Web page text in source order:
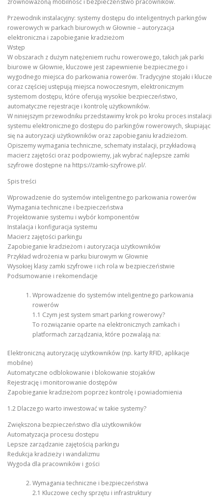
zrównoważoną mobilność i bezpieczeństwo pracowników.
Przewodnik instalacyjny: systemy dostępu do inteligentnych parkingów
rowerowych w parkach biurowych w Głownie – autoryzacja
elektroniczna i zapobieganie kradzieżom
Wstęp
W obszarach z dużym natężeniem ruchu rowerowego, takich jak parki
biurowe w Głownie, kluczowe jest zapewnienie bezpiecznego i
wygodnego miejsca do parkowania rowerów. Tradycyjne stojaki i klucze
coraz częściej ustępują miejsca nowoczesnym, elektronicznym
systemom dostępu, które oferują wysokie bezpieczeństwo,
automatyczne rejestracje i kontrolę użytkowników.
W niniejszym przewodniku przedstawimy krok po kroku proces instalacji
systemu elektronicznego dostępu do parkingów rowerowych, skupiając
się na autoryzacji użytkowników oraz zapobieganiu kradzieżom.
Opiszemy wymagania techniczne, schematy instalacji, przykładową
macierz zajętości oraz podpowiemy, jak wybrać najlepsze zamki
szyfrowe dostępne na https://zamki-szyfrowe.pl/.
Spis treści
Wprowadzenie do systemów inteligentnego parkowania rowerów
Wymagania techniczne i bezpieczeństwa
Projektowanie systemu i wybór komponentów
Instalacja i konfiguracja systemu
Macierz zajętości parkingu
Zapobieganie kradzieżom i autoryzacja użytkowników
Przykład wdrożenia w parku biurowym w Głownie
Wysokiej klasy zamki szyfrowe i ich rola w bezpieczeństwie
Podsumowanie i rekomendacje
Wprowadzenie do systemów inteligentnego parkowania
rowerów
1.1 Czym jest system smart parking rowerowy?
To rozwiązanie oparte na elektronicznych zamkach i
platformach zarządzania, które pozwalają na:
Elektroniczną autoryzację użytkowników (np. karty RFID, aplikacje
mobilne)
Automatyczne odblokowanie i blokowanie stojaków
Rejestrację i monitorowanie dostępów
Zapobieganie kradzieżom poprzez kontrolę i powiadomienia
1.2 Dlaczego warto inwestować w takie systemy?
Zwiększona bezpieczeństwo dla użytkowników
Automatyzacja procesu dostępu
Lepsze zarządzanie zajętością parkingu
Redukcja kradzieży i wandalizmu
Wygoda dla pracowników i gości
Wymagania techniczne i bezpieczeństwa
2.1 Kluczowe cechy sprzętu i infrastruktury